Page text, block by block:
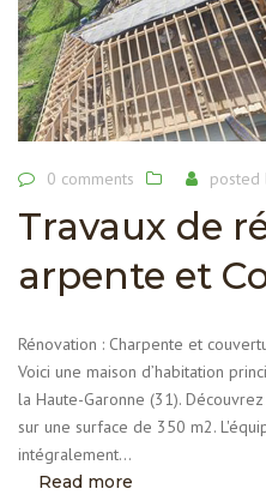
0 comments posted
Travaux de
arpente et
Rénovation : Charpente et
Voici une maison d’habitation
la Haute-Garonne (31).
sur une surface de 350 m2.
intégralement...
Read more